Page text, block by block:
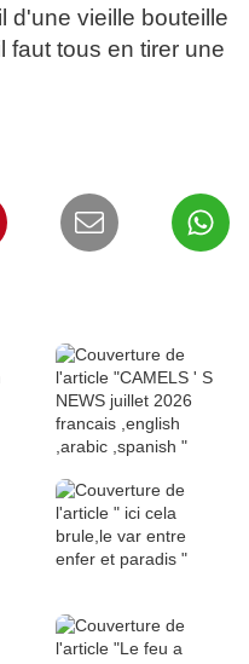
d'une vieille bouteille
faut tous en tirer une